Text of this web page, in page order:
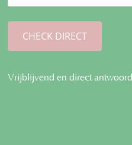
Vrijblijvend en direct antwoord